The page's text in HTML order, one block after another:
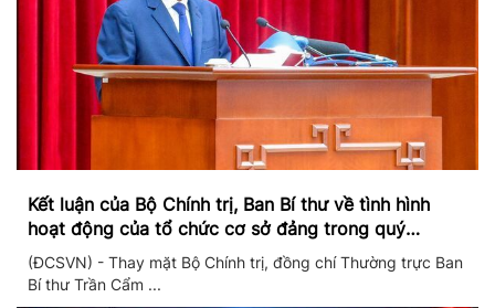
Kết luận của Bộ Chính trị, Ban Bí thư về tình hình
hoạt động của tổ chức cơ sở đảng trong quý
II/2026
(ĐCSVN) - Thay mặt Bộ Chính trị, đồng chí Thường trực Ban
Bí thư Trần Cẩm ...